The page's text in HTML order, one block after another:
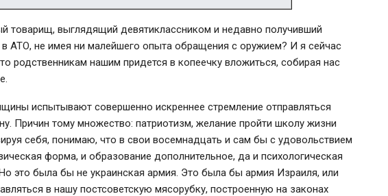
товарищ, выглядящий девятиклассником и недавно получивший
в АТО, не имея ни малейшего опыта обращения с оружием? И я сейчас
родственникам нашим придется в копеечку вложиться, собирая нас
испытывают совершенно искреннее стремление отправляться
Причин тому множество: патриотизм, желание пройти школу жизни
себя, понимаю, что в свои восемнадцать и сам бы с удовольствием
форма, и образование дополнительное, да и психологическая
это была бы не украинская армия. Это была бы армия Израиля, или
в нашу постсоветскую мясорубку, построенную на законах